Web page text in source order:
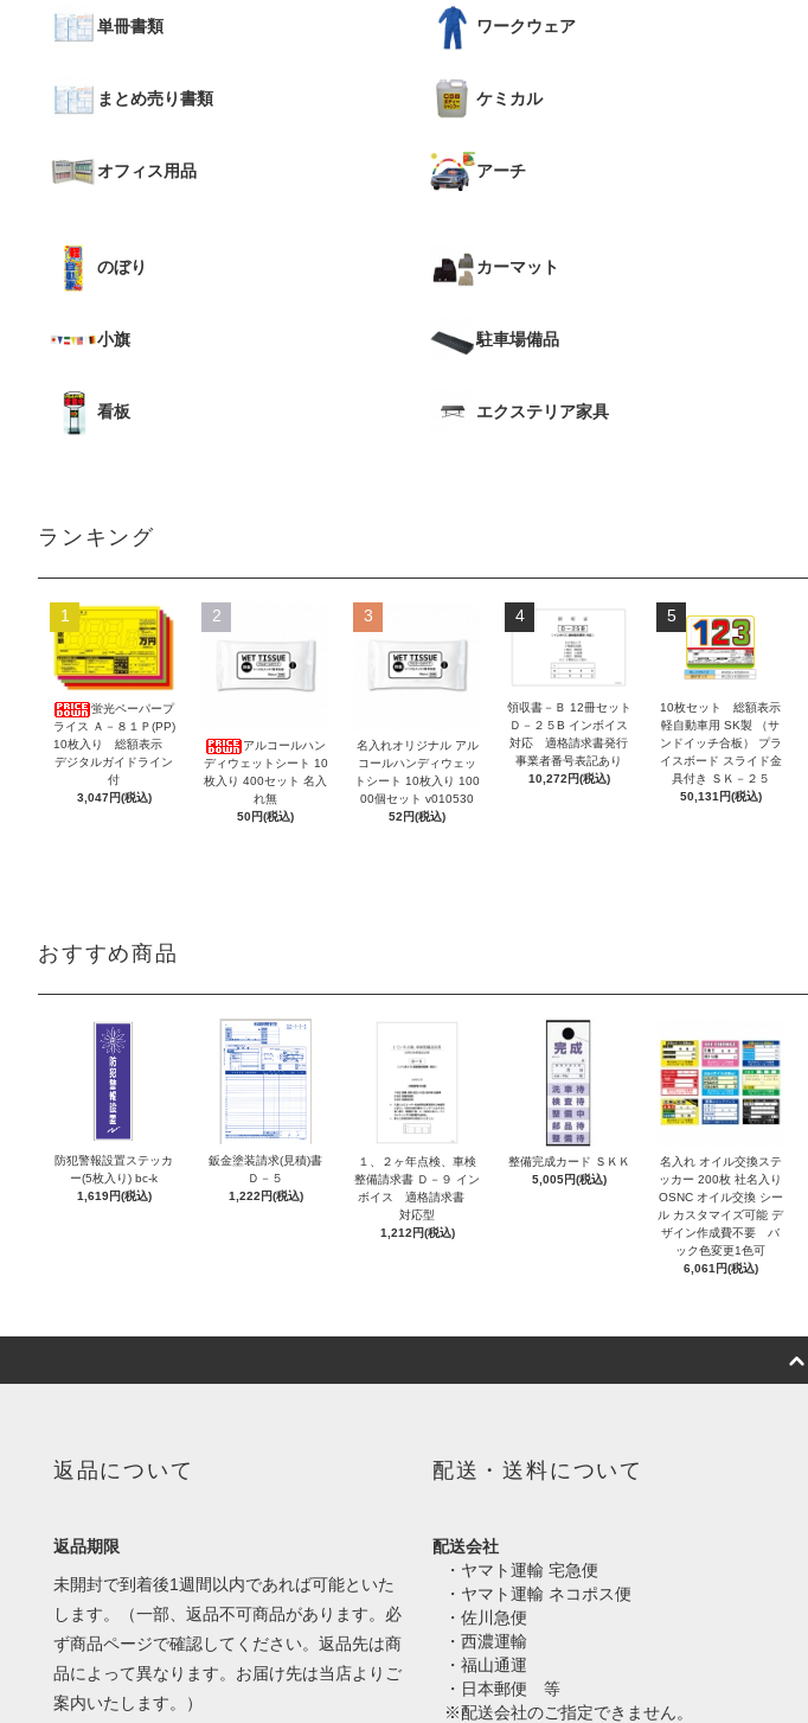
単冊書類
まとめ売り書類
オフィス用品
ワークウェア
ケミカル
アーチ
のぼり
小旗
看板
カーマット
駐車場備品
エクステリア家具
ランキング
1
蛍光ペーパープ
ライス Ａ－８１Ｐ(PP)
10枚入り 総額表示
デジタルガイドライン
付
3,047円(税込)
2
アルコールハン
ディウェットシート 10
枚入り 400セット 名入
れ無
50円(税込)
3
名入れオリジナル アル
コールハンディウェッ
トシート 10枚入り 100
00個セット v010530
52円(税込)
4
領収書－Ｂ 12冊セット
Ｄ－２５B インボイス
対応 適格請求書発行
事業者番号表記あり
10,272円(税込)
5
10枚セット 総額表示
軽自動車用 SK製 （サ
ンドイッチ合板） プラ
イスボード スライド金
具付き ＳＫ－２５
50,131円(税込)
おすすめ商品
防犯警報設置ステッカ
ー(5枚入り) bc-k
1,619円(税込)
鈑金塗装請求(見積)書
Ｄ－５
1,222円(税込)
１、２ヶ年点検、車検
整備請求書 Ｄ－９ イン
ボイス 適格請求書
対応型
1,212円(税込)
整備完成カード ＳＫＫ
5,005円(税込)
名入れ オイル交換ステ
ッカー 200枚 社名入り
OSNC オイル交換 シー
ル カスタマイズ可能 デ
ザイン作成費不要 バ
ック色変更1色可
6,061円(税込)
返品について
返品期限
未開封で到着後1週間以内であれば可能といた
します。（一部、返品不可商品があります。必
ず商品ページで確認してください。返品先は商
品によって異なります。お届け先は当店よりご
案内いたします。）
配送・送料について
配送会社
・ヤマト運輸 宅急便
・ヤマト運輸 ネコポス便
・佐川急便
・西濃運輸
・福山通運
・日本郵便 等
※配送会社のご指定できません。